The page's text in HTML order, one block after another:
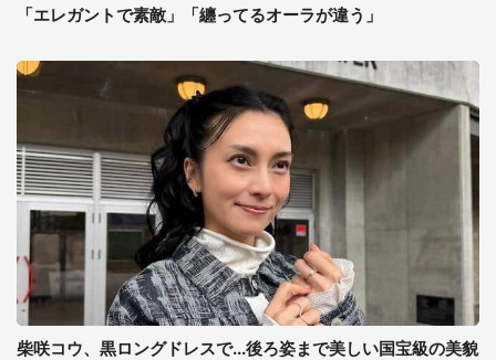
「エレガントで素敵」「纏ってるオーラが違う」
柴咲コウ、黒ロングドレスで...後ろ姿まで美しい国宝級の美貌